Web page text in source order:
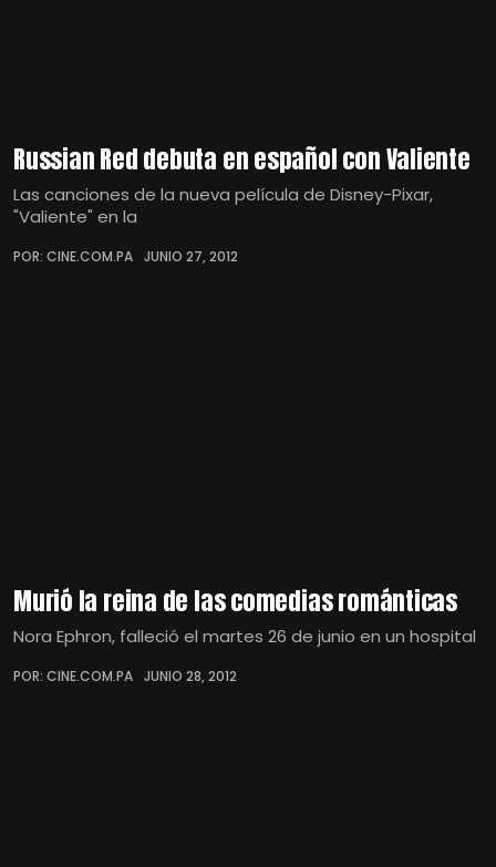
Russian Red debuta en español con Valiente
Las canciones de la nueva película de Disney-Pixar,
"Valiente" en la
POR: CINE.COM.PA JUNIO 27, 2012
Murió la reina de las comedias románticas
Nora Ephron, falleció el martes 26 de junio en un hospital
POR: CINE.COM.PA JUNIO 28, 2012